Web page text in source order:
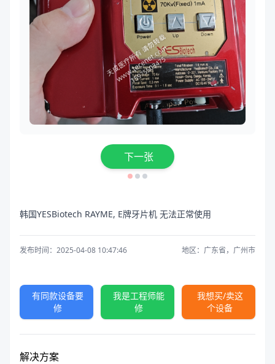
下一张
韩国YESBiotech RAYME, E牌牙片机 无法正常使用
发布时间：2025-04-08 10:47:46 地区：广东省，广州市
有同款设备要
修
我是工程师能
修
我想买/卖这
个设备
解决方案